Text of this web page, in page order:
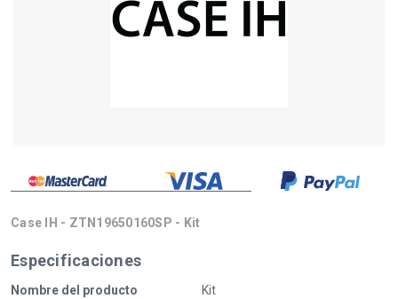
Case IH - ZTN19650160SP - Kit
Especificaciones
Nombre del producto
Kit